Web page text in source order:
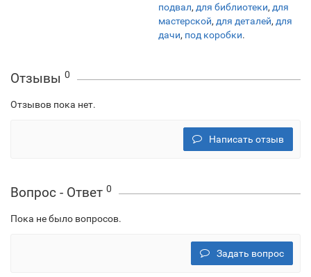
подвал, для библиотеки, для
мастерской, для деталей, для
дачи, под коробки.
Отзывы 0
Отзывов пока нет.
Написать отзыв
Вопрос - Ответ 0
Пока не было вопросов.
Задать вопрос